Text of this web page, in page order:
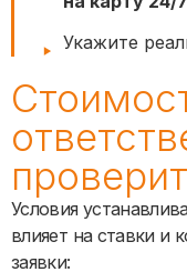
Укажите
Условия
влияет на ставки и
заявки: